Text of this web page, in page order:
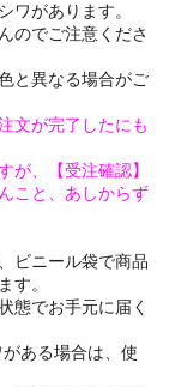
ワがあります。
のでご注意くださ
と異なる場合がご
文が完了したにも
が、【受注確認】
こと、あしからず
ビニール袋で商品
す。
態でお手元に届く
ある場合は、使